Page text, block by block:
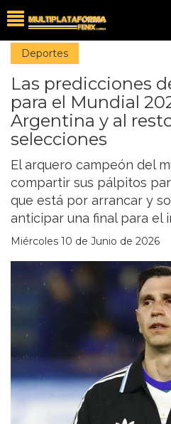
Deportes
Las predicciones
para el Mundial
Argentina y al
selecciones
El arquero campeón del
compartir sus pálpitos
que está por arrancar y
anticipar una final para el
Miércoles 10 de Junio de 2026